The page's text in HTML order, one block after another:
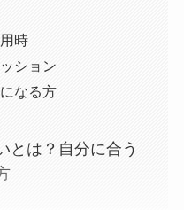
時
ション
なる方
とは？自分に合う